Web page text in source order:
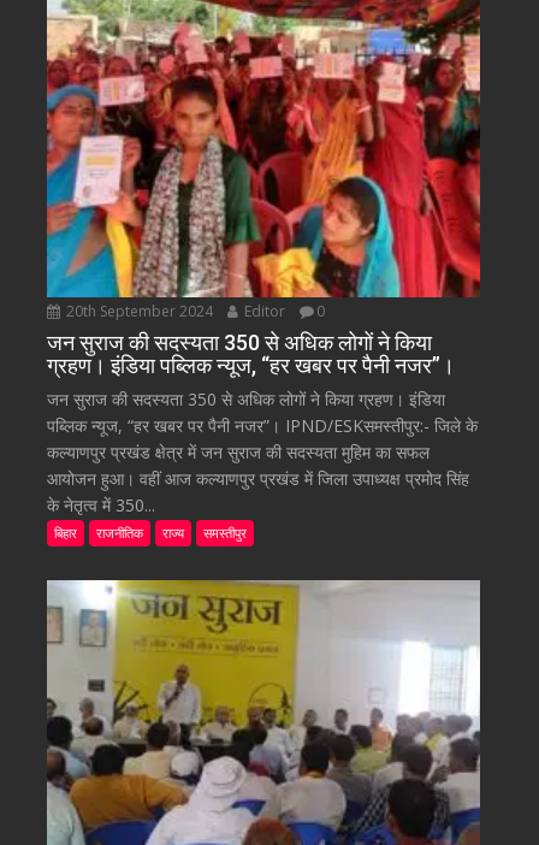
20th September 2024 Editor 0
जन सुराज की सदस्यता 350 से अधिक लोगों ने किया
ग्रहण। इंडिया पब्लिक न्यूज, “हर खबर पर पैनी नजर”।
जन सुराज की सदस्यता 350 से अधिक लोगों ने किया ग्रहण। इंडिया
पब्लिक न्यूज, “हर खबर पर पैनी नजर”। IPND/ESKसमस्तीपुर:- जिले के
कल्याणपुर प्रखंड क्षेत्र में जन सुराज की सदस्यता मुहिम का सफल
आयोजन हुआ। वहीं आज कल्याणपुर प्रखंड में जिला उपाध्यक्ष प्रमोद सिंह
के नेतृत्व में 350...
बिहार राजनीतिक राज्य समस्तीपुर